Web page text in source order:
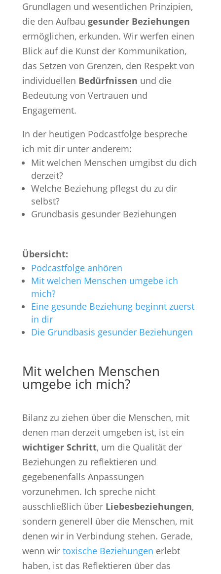
Grundlagen und wesentlichen Prinzipien,
die den Aufbau gesunder Beziehungen
ermöglichen, erkunden. Wir werfen einen
Blick auf die Kunst der Kommunikation,
das Setzen von Grenzen, den Respekt von
individuellen Bedürfnissen und die
Bedeutung von Vertrauen und
Engagement.
In der heutigen Podcastfolge bespreche
ich mit dir unter anderem:
Mit welchen Menschen umgibst du dich
derzeit?
Welche Beziehung pflegst du zu dir
selbst?
Grundbasis gesunder Beziehungen
Übersicht:
Podcastfolge anhören
Mit welchen Menschen umgebe ich
mich?
Eine gesunde Beziehung beginnt zuerst
in dir
Die Grundbasis gesunder Beziehungen
Mit welchen Menschen
umgebe ich mich?
Bilanz zu ziehen über die Menschen, mit
denen man derzeit umgeben ist, ist ein
wichtiger Schritt, um die Qualität der
Beziehungen zu reflektieren und
gegebenenfalls Anpassungen
vorzunehmen. Ich spreche nicht
ausschließlich über Liebesbeziehungen,
sondern generell über die Menschen, mit
denen wir in Verbindung stehen. Gerade,
wenn wir toxische Beziehungen erlebt
haben, ist das Reflektieren über das